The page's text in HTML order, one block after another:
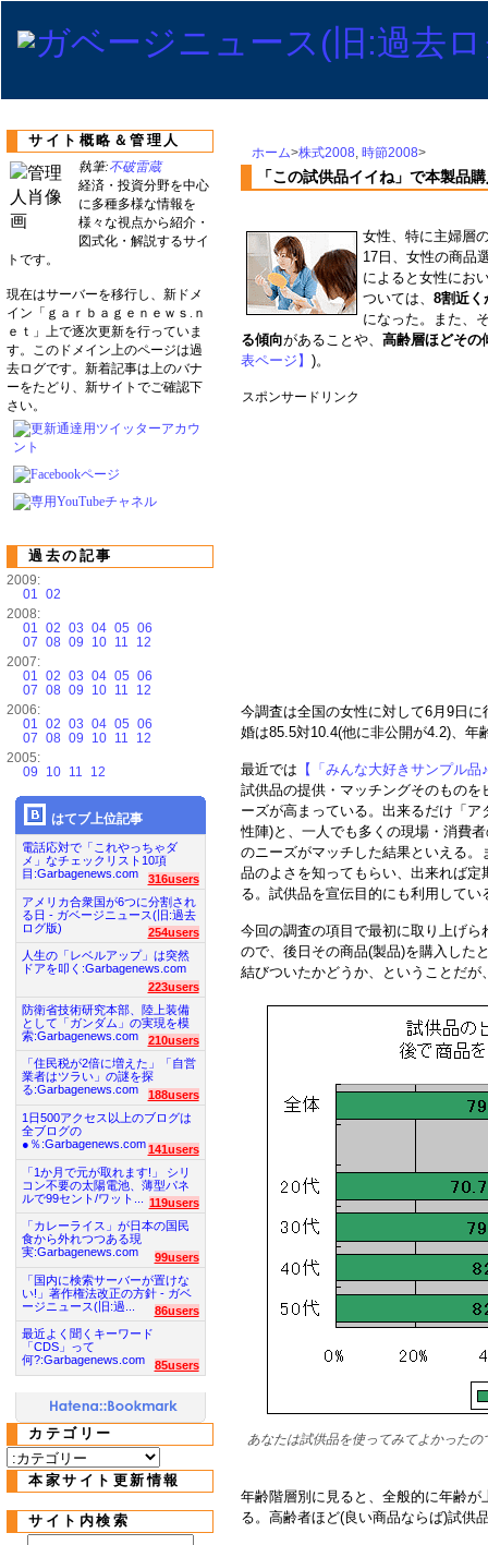
ホーム>株式2008, 時節2008>
「この試供品イイね」で本製品
女性、特に主婦層
17日、女性の商品
によると女性にお
ついては、 8割近く
になった。また、
る傾向があることや、 高齢層ほどその
表ページ】 )。
スポンサードリンク
今調査は全国の女性に対して6月9日
婚は85.5対10.4(他に非公開が4.2)、年
最近では 【「みんな大好きサンプル
試供品の提供・マッチングそのもの
ーズが高まっている。出来るだけ「
性陣)と、一人でも多くの現場・消費
のニーズがマッチした結果といえる
品のよさを知ってもらい、出来れば
る。試供品を宣伝目的にも利用してい
今回の調査の項目で最初に取り上げ
ので、後日その商品(製品)を購入した
結びついたかどうか、ということだ
あなたは試供品を使ってみてよかった
年齢階層別に見ると、全般的に年齢
る。高齢者ほど(良い商品ならば)試供
サイト概略＆管理人
執筆:不破雷蔵
経済・投資分野を中心
に多種多様な情報を
様々な視点から紹介・
図式化・解説するサイ
トです。
現在はサーバーを移行し、新ドメ
イン「ｇａｒｂａｇｅｎｅｗｓ.ｎ
ｅｔ」上で逐次更新を行っていま
す。このドメイン上のページは過
去ログです。新着記事は上のバナ
ーをたどり、新サイトでご確認下
さい。
過去の記事
2009:
01 02
2008:
01 02 03 04 05 06
07 08 09 10 11
12
2007:
01 02 03 04 05 06
07 08 09 10 11
12
2006:
01 02 03 04 05 06
07 08 09 10 11
12
2005:
09
10 11 12
はてブ上位記事
電話応対で「これやっちゃダ
メ」なチェックリスト10項
目:Garbagenews.com
316users
アメリカ合衆国が6つに分割され
る日 - ガベージニュース(旧:過去
ログ版)
254users
人生の「レベルアップ」は突然
ドアを叩く:Garbagenews.com
223users
防衛省技術研究本部、陸上装備
として「ガンダム」の実現を模
索:Garbagenews.com
210users
「住民税が2倍に増えた」「自営
業者はツラい」の謎を探
る:Garbagenews.com
188users
1日500アクセス以上のブログは
全ブログの
●％:Garbagenews.com 141users
「1か月で元が取れます!」 シリ
コン不要の太陽電池、薄型パネ
ルで99セント/ワット...
119users
「カレーライス」が日本の国民
食から外れつつある現
実:Garbagenews.com
99users
「国内に検索サーバーが置けな
い!」著作権法改正の方針 - ガベ
ージニュース(旧:過...
86users
最近よく聞くキーワード
「CDS」って
何?:Garbagenews.com
85users
カテゴリー
本家サイト更新情報
サイト内検索